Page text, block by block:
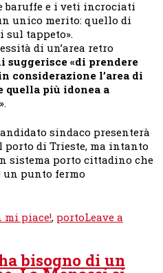
baruffe e i veti incrociati
unico merito: quello di
tappeto».
di un’area retro
suggerisce «di prendere
considerazione l’area di
quella più idonea a
sindaco presenterà
di Trieste, ma intanto
sistema porto cittadino che
un punto fermo
mi piace!, portoLeave a
bisogno di un